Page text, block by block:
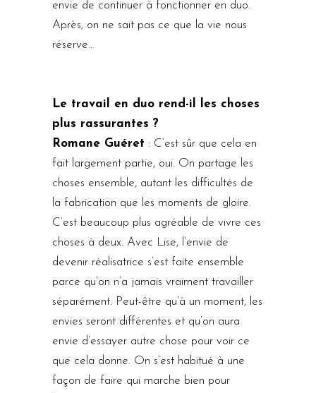
envie de continuer à fonctionner en duo.
Après, on ne sait pas ce que la vie nous
réserve…
Le travail en duo rend-il les choses
plus rassurantes ?
Romane Guéret : C’est sûr que cela en
fait largement partie, oui. On partage les
choses ensemble, autant les difficultés de
la fabrication que les moments de gloire.
C’est beaucoup plus agréable de vivre ces
choses à deux. Avec Lise, l’envie de
devenir réalisatrice s’est faite ensemble
parce qu’on n’a jamais vraiment travailler
séparément. Peut-être qu’à un moment, les
envies seront différentes et qu’on aura
envie d’essayer autre chose pour voir ce
que cela donne. On s’est habitué à une
façon de faire qui marche bien pour